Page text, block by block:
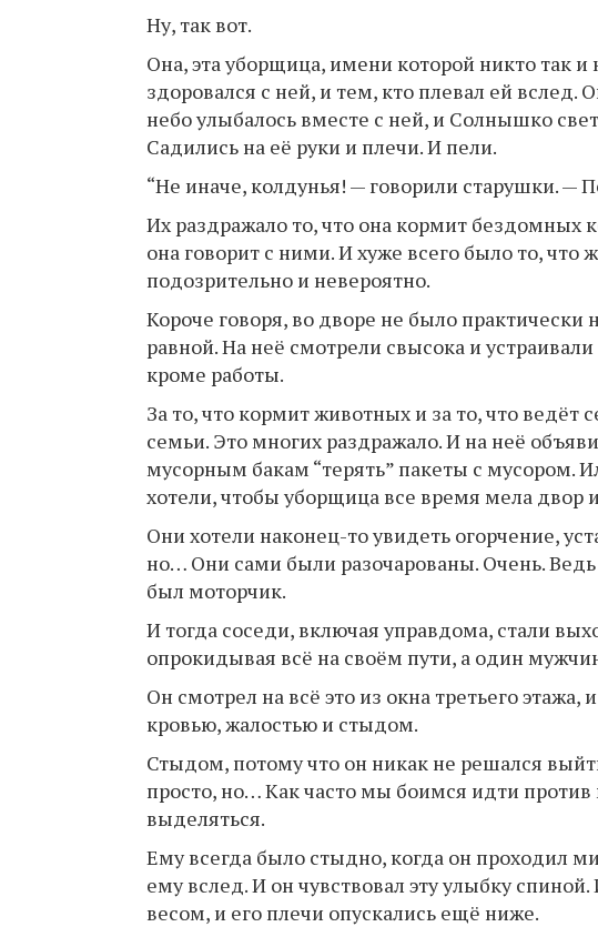
Ну, так вот.
Она, эта уборщица, имени которой никто так
здоровался с ней, и тем, кто плевал ей вслед.
небо улыбалось вместе с ней, и Солнышко
Садились на её руки и плечи. И пели.
“Не иначе, колдунья! — говорили старушки. —
Их раздражало то, что она кормит бездомных
она говорит с ними. И хуже всего было то,
подозрительно и невероятно.
Короче говоря, во дворе не было практически
равной. На неё смотрели свысока и
кроме работы.
За то, что кормит животных и за то, что ведёт
семьи. Это многих раздражало. И на неё
мусорным бакам “терять” пакеты с мусором.
хотели, чтобы уборщица все время мела двор
Они хотели наконец-то увидеть огорчение,
но… Они сами были разочарованы. Очень. Ведь
был моторчик.
И тогда соседи, включая управдома, стали
опрокидывая всё на своём пути, а один
Он смотрел на всё это из окна третьего этажа,
кровью, жалостью и стыдом.
Стыдом, потому что он никак не решался
просто, но… Как часто мы боимся идти
выделяться.
Ему всегда было стыдно, когда он проходил
ему вслед. И он чувствовал эту улыбку
весом, и его плечи опускались ещё ниже.